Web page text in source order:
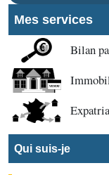
Mes services
Bilan
Qui suis-je